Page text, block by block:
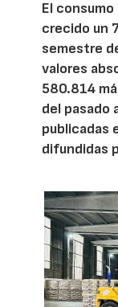
El
crecido un
semestre
valores
580.814
del pasado
publicadas
difundidas